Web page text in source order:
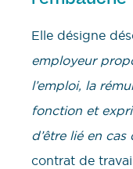
Elle désigne
employeur
l’emploi, la
fonction et
d’être lié en cas
contrat de